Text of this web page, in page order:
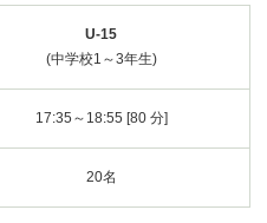
U-15
(中学校1～3年生)
17:35～18:55 [80 分]
20名